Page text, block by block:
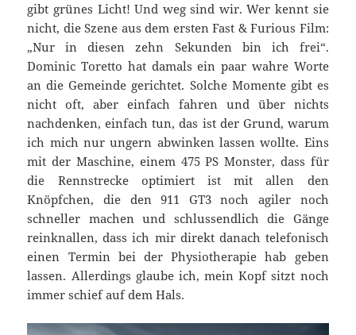
gibt grünes Licht! Und weg sind wir. Wer kennt sie
nicht, die Szene aus dem ersten Fast & Furious Film:
„Nur in diesen zehn Sekunden bin ich frei“.
Dominic Toretto hat damals ein paar wahre Worte
an die Gemeinde gerichtet. Solche Momente gibt es
nicht oft, aber einfach fahren und über nichts
nachdenken, einfach tun, das ist der Grund, warum
ich mich nur ungern abwinken lassen wollte. Eins
mit der Maschine, einem 475 PS Monster, dass für
die Rennstrecke optimiert ist mit allen den
Knöpfchen, die den 911 GT3 noch agiler noch
schneller machen und schlussendlich die Gänge
reinknallen, dass ich mir direkt danach telefonisch
einen Termin bei der Physiotherapie hab geben
lassen. Allerdings glaube ich, mein Kopf sitzt noch
immer schief auf dem Hals.